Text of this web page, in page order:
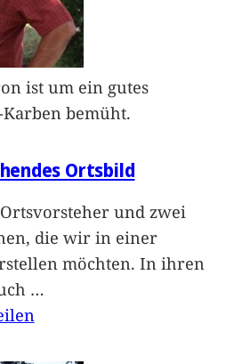
ist um ein gutes
bemüht.
Ortsbild
und zwei
die wir in einer
möchten. In ihren
…